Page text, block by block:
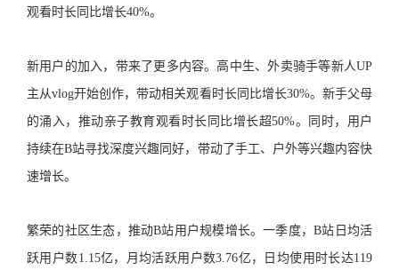
观看时长同比增长40%。
新用户的加入，带来了更多内容。高中生、外卖骑手等新人UP
主从vlog开始创作，带动相关观看时长同比增长30%。新手父母
的涌入，推动亲子教育观看时长同比增长超50%。同时，用户
持续在B站寻找深度兴趣同好，带动了手工、户外等兴趣内容快
速增长。
繁荣的社区生态，推动B站用户规模增长。一季度，B站日均活
跃用户数1.15亿，月均活跃用户数3.76亿，日均使用时长达119